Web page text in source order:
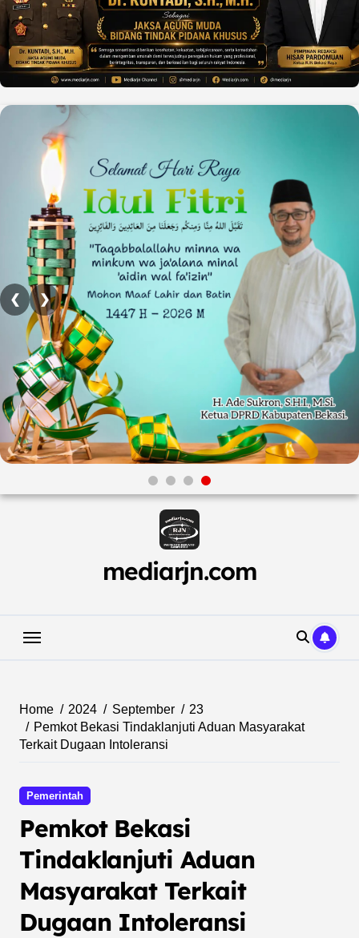
❮ ❯
Skip
mediarjn.com
Home 2024 September
23
Pemkot Bekasi Tindaklanjuti Aduan Masyarakat
Terkait Dugaan Intoleransi
Pemerintah
Pemkot Bekasi
Tindaklanjuti Aduan
Masyarakat Terkait
Dugaan Intoleransi